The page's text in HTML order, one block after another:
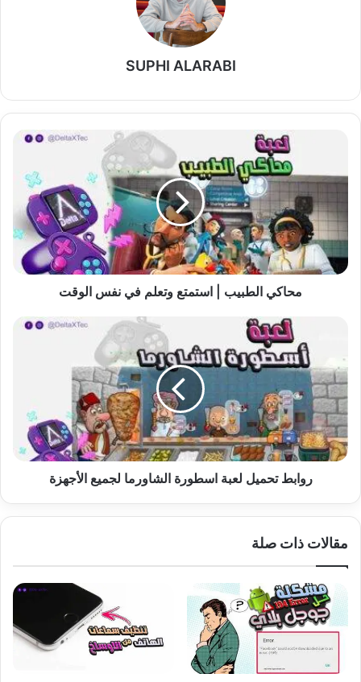
SUPHI ALARABI
استمتع
وتعلم
في
نفس
الوقت
محاكي الطبيب | استمتع وتعلم في نفس الوقت
لعبة
اسطورة
الشاورما
لجميع
الأجهزة
روابط تحميل لعبة اسطورة الشاورما لجميع الأجهزة
مقالات ذات صلة